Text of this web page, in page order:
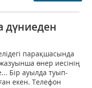
дүниеден
парақшасында
өнер иесінің
Бір ауылда туып-
екен. Телефон